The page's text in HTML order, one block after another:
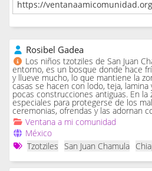
Rosibel Gadea
Los niños tzotziles de San Juan
entorno, es un bosque donde hace
y llueve mucho, lo que mantiene la
casas se hacen con lodo, teja, lamina
pocas construcciones antiguas. En
especiales para protegerse de los
ceremonias, ofrendas y las adornan
Ventana a mi comunidad
México
Tzotziles
San Juan Chamula